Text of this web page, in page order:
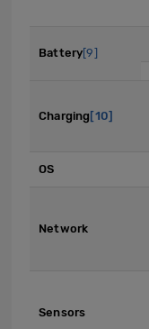
Battery[9]
Charging [10]
OS
Network
Sensors